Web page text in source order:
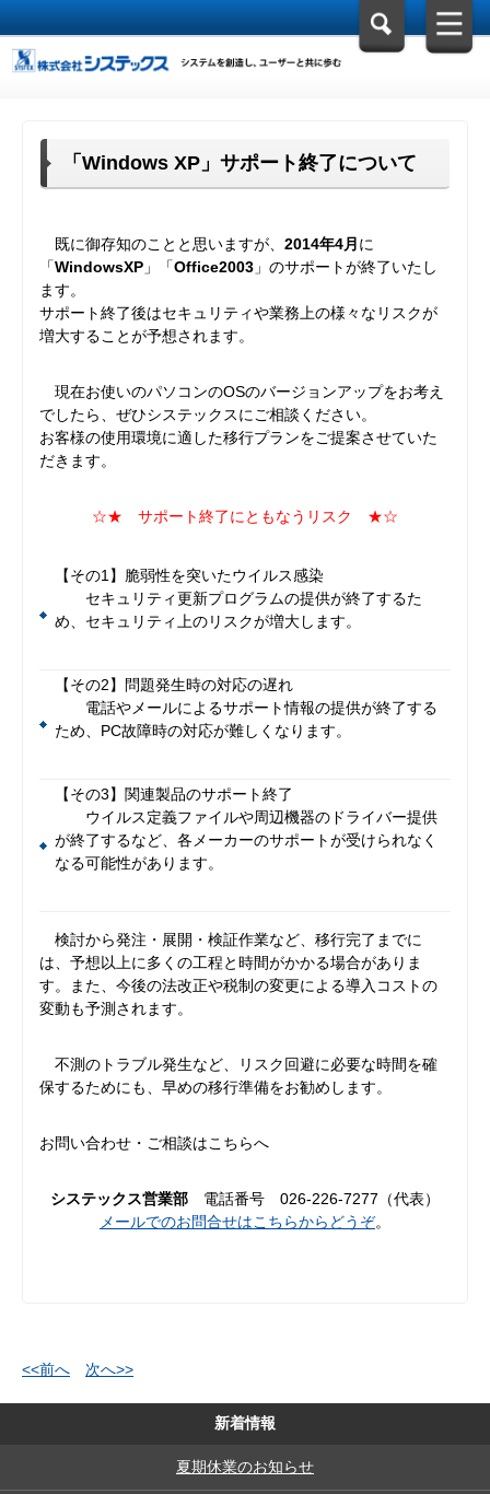
「Windows XP」サポート終了について
既に御存知のことと思いますが、 2014年4月 に
「WindowsXP 」「Office2003 」のサポートが終了いたし
ます。
サポート終了後はセキュリティや業務上の様々なリスクが
増大することが予想されます。
現在お使いのパソコンのOSのバージョンアップをお考え
でしたら、ぜひシステックスにご相談ください。
お客様の使用環境に適した移行プランをご提案させていた
だきます。
☆★ サポート終了にともなうリスク ★☆
【その1】脆弱性を突いたウイルス感染
セキュリティ更新プログラムの提供が終了するた
め、セキュリティ上のリスクが増大します。
【その2】問題発生時の対応の遅れ
電話やメールによるサポート情報の提供が終了する
ため、PC故障時の対応が難しくなります。
【その3】関連製品のサポート終了
ウイルス定義ファイルや周辺機器のドライバー提供
が終了するなど、各メーカーのサポートが受けられなく
なる可能性があります。
検討から発注・展開・検証作業など、移行完了までに
は、予想以上に多くの工程と時間がかかる場合がありま
す。また、今後の法改正や税制の変更による導入コストの
変動も予測されます。
不測のトラブル発生など、リスク回避に必要な時間を確
保するためにも、早めの移行準備をお勧めします。
お問い合わせ・ご相談はこちらへ
システックス営業部 電話番号 026-226-7277（代表）
メールでのお問合せはこちらからどうぞ。
<<前へ 次へ>>
新着情報
夏期休業のお知らせ